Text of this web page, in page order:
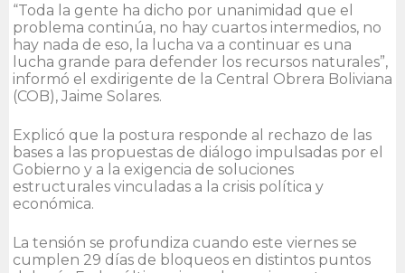
“Toda la gente ha dicho por unanimidad que el
problema continúa, no hay cuartos intermedios, no
hay nada de eso, la lucha va a continuar es una
lucha grande para defender los recursos naturales”,
informó el exdirigente de la Central Obrera Boliviana
(COB), Jaime Solares.
Explicó que la postura responde al rechazo de las
bases a las propuestas de diálogo impulsadas por el
Gobierno y a la exigencia de soluciones
estructurales vinculadas a la crisis política y
económica.
La tensión se profundiza cuando este viernes se
cumplen 29 días de bloqueos en distintos puntos